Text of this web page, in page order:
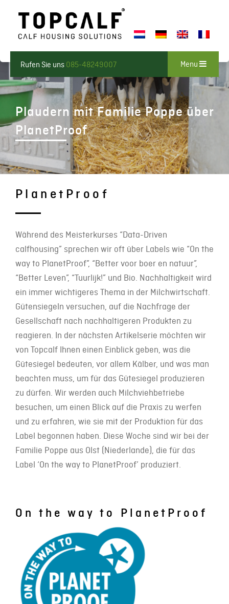
Rufen Sie uns 085-48249007 Menu
Plaudern mit Familie Poppe über
PlanetProof
PlanetProof
Während des Meisterkurses “Data-Driven
calfhousing” sprechen wir oft über Labels wie “On the
way to PlanetProof”, “Better voor boer en natuur”,
“Better Leven”, “Tuurlijk!” und Bio. Nachhaltigkeit wird
ein immer wichtigeres Thema in der Milchwirtschaft.
Gütensiegeln versuchen, auf die Nachfrage der
Gesellschaft nach nachhaltigeren Produkten zu
reagieren. In der nächsten Artikelserie möchten wir
von Topcalf Ihnen einen Einblick geben, was die
Gütesiegel bedeuten, vor allem Kälber, und was man
beachten muss, um für das Gütesiegel produzieren
zu dürfen. Wir werden auch Milchviehbetriebe
besuchen, um einen Blick auf die Praxis zu werfen
und zu erfahren, wie sie mit der Produktion für das
Label begonnen haben. Diese Woche sind wir bei der
Familie Poppe aus Olst (Niederlande), die für das
Label ‘On the way to PlanetProof’ produziert.
On the way to PlanetProof